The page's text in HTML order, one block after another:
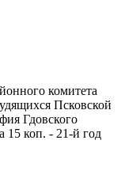
комитета
Псковской
Гдовского
15 коп. - 21-й год